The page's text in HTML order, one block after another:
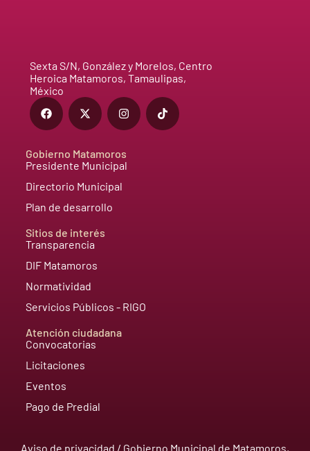
Sexta S/N, González y Morelos, Centro
Heroica Matamoros, Tamaulipas,
México
Gobierno Matamoros
Presidente Municipal
Directorio Municipal
Plan de desarrollo
Sitios de interés
Transparencia
DIF Matamoros
Normatividad
Servicios Públicos - RIGO
Atención ciudadana
Convocatorias
Licitaciones
Eventos
Pago de Predial
Aviso de privacidad / Gobierno Municipal de Matamoros,